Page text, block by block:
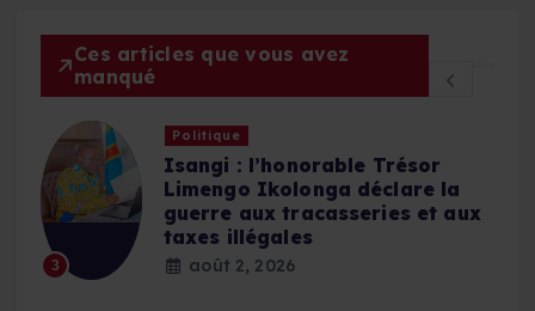
Ces articles que vous avez
manqué
Politique
Isangi : l’honorable Trésor
Limengo Ikolonga déclare la
guerre aux tracasseries et aux
taxes illégales
août 2, 2026